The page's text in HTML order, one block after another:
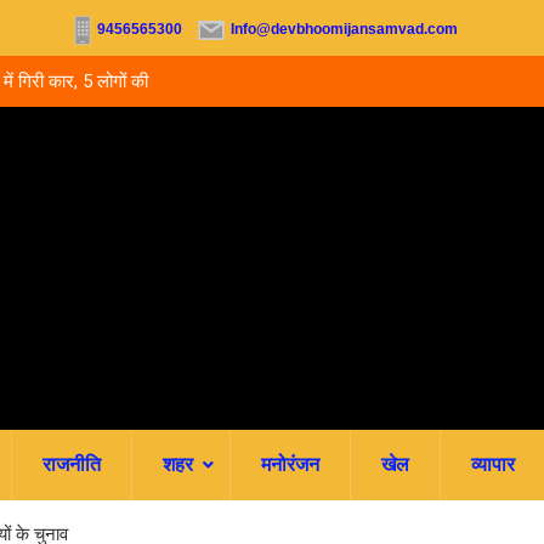
9456565300 Info@devbhoomijansamvad.com
की मौत.. घायल बच्चे
जमा; जानें पूरी काउंसलिंग शेड्यूल
राजनीति शहर मनोरंजन खेल व्यापार
के चुनाव